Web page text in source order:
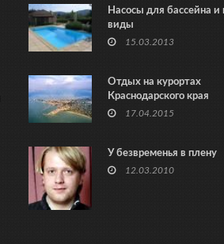
Насосы для бассейна и
виды
15.03.2013
Отдых на курортах
Краснодарского края
17.04.2015
У безвременья в плену
12.03.2010